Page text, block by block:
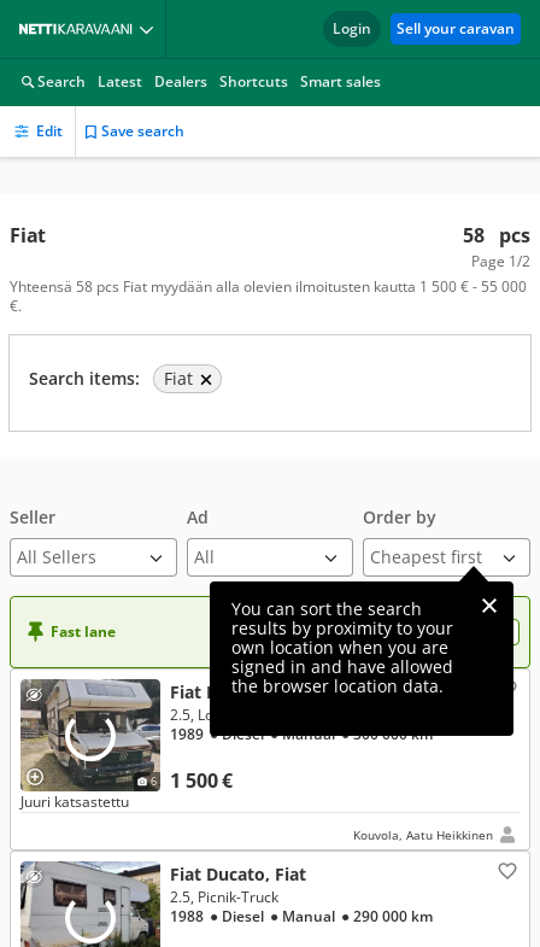
Login Sell your caravan
Search Latest Dealers Shortcuts Smart sales
Edit Save search
58 pcs
Page 1/2
Fiat
Yhteensä 58 pcs Fiat myydään alla olevien ilmoitusten kautta 1 500 € - 55 000
€.
Search items: Fiat
Seller
All Sellers
Ad Order by
You can sort the search
results by proximity to your
own location when you are
signed in and have allowed
the browser location data.
Fast lane Want more visibility to your ad?
6
Fiat Ducato, Fiat
1 500 €
2.5, Lord Liberty
1989 ● Diesel● Manual● 300 000 km
Juuri katsastettu
Kouvola, Aatu Heikkinen
Fiat Ducato, Fiat
2.5, Picnik-Truck
1988 ● Diesel ● Manual ● 290 000 km